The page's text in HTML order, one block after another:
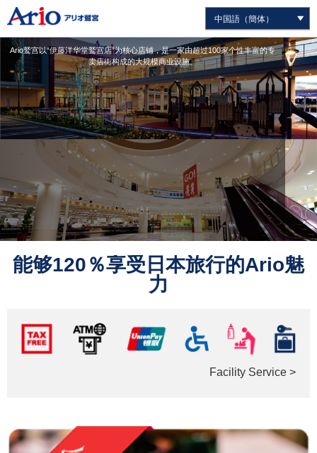
Ario鹫宫以“伊藤洋华堂鹫宫店”为核心店铺，是一家由超过100家个性丰富的专
卖店街构成的大规模商业设施。
能够120％享受日本旅行的Ario魅
力
Facility Service >